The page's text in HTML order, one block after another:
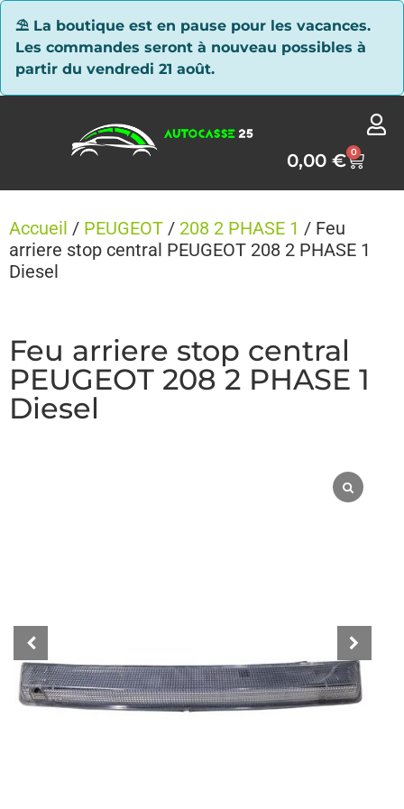
⛱ La boutique est en pause pour les vacances.
Les commandes seront à nouveau possibles à
partir du vendredi 21 août.
0,00€ 0
Accueil / PEUGEOT / 208 2 PHASE 1 / Feu
arriere stop central PEUGEOT 208 2 PHASE 1
Diesel
Feu arriere stop central
PEUGEOT 208 2 PHASE 1
Diesel
Panneau de gestion des cookies